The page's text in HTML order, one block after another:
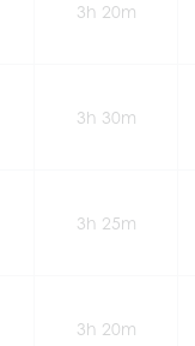
3h 20m
3h 30m
3h 25m
3h 20m